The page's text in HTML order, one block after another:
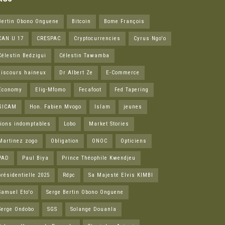
Obono Onguene Bitcoin Bome François
U 17 CRESPAC Cryptocurrencies Cyrus Ngo'o
Bedzigui Célestin Tawamba
haineux Dr Albert Ze E-Commerce
Elig-Mfomo Fecafoot Fed Tapering
Hon. Fabien Mvogo Islam jeunes
indomptables Lobo Market Stories
zogo Obligation ONOC Opticiens
Paul Biya Prince Théophile Kwendjeu
2025 Rdpc Sa Majesté Elvis KIMBI
Eto'o Serge Bertin Obono Onguene
Ondobo SGS Solange Douanla